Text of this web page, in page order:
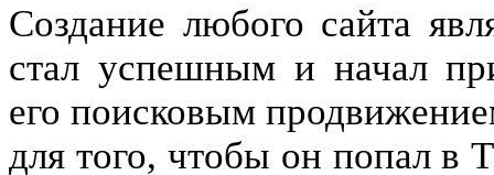
Создание любого сайта
стал успешным и начал
его поисковым
для того, чтобы он попал